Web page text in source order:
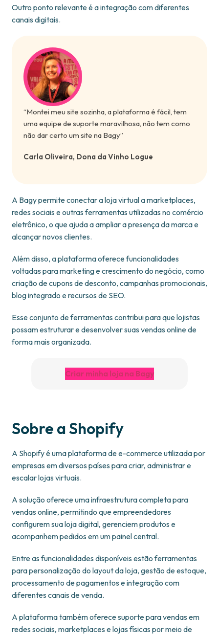
Outro ponto relevante é a integração com diferentes
canais digitais.
“Montei meu site sozinha, a plataforma é fácil, tem
uma equipe de suporte maravilhosa, não tem como
não dar certo um site na Bagy”
Carla Oliveira, Dona da Vinho Logue
A Bagy permite conectar a loja virtual a marketplaces,
redes sociais e outras ferramentas utilizadas no comércio
eletrônico, o que ajuda a ampliar a presença da marca e
alcançar novos clientes.
Além disso, a plataforma oferece funcionalidades
voltadas para marketing e crescimento do negócio, como
criação de cupons de desconto, campanhas promocionais,
blog integrado e recursos de SEO.
Esse conjunto de ferramentas contribui para que lojistas
possam estruturar e desenvolver suas vendas online de
forma mais organizada.
Criar minha loja na Bagy
Sobre a Shopify
A Shopify é uma plataforma de e-commerce utilizada por
empresas em diversos países para criar, administrar e
escalar lojas virtuais.
A solução oferece uma infraestrutura completa para
vendas online, permitindo que empreendedores
configurem sua loja digital, gerenciem produtos e
acompanhem pedidos em um painel central.
Entre as funcionalidades disponíveis estão ferramentas
para personalização do layout da loja, gestão de estoque,
processamento de pagamentos e integração com
diferentes canais de venda.
A plataforma também oferece suporte para vendas em
redes sociais, marketplaces e lojas físicas por meio de